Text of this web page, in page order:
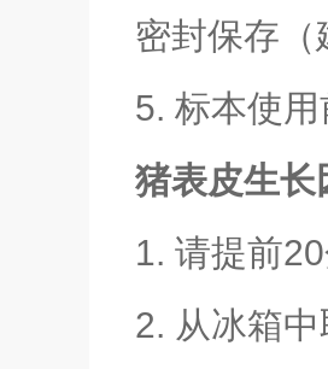
密封保存
5. 标本使
猪表皮生
1. 请提前
2. 从冰箱